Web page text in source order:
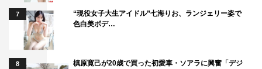
を得なかった鈴の新たな過去の片鱗も明らかになる。
7
“現役女子大生アイドル”七海りお、ランジェリー姿で
色白美ボデ…
8
槙原寛己が20歳で買った初愛車・ソアラに興奮「デジ